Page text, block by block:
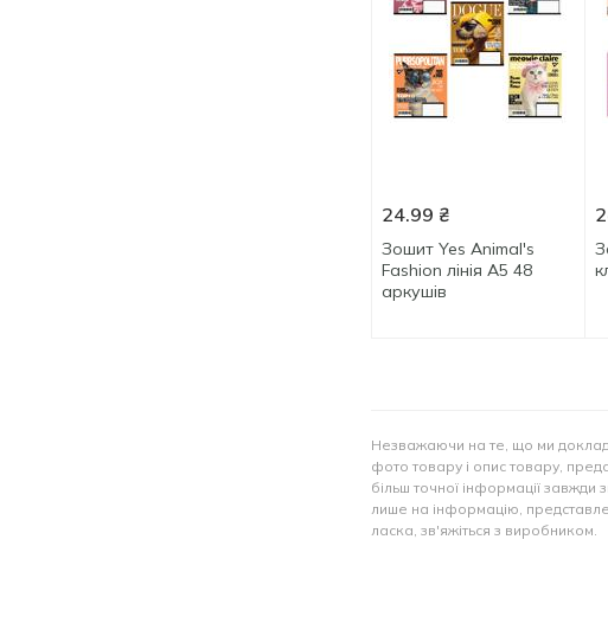
24.99 ₴
Зошит Yes Animal's
Fashion лінія А5 48
аркушів
Незважаючи на те, що ми
фото товару і опис товару,
більш точної інформації завжди
лише на інформацію,
ласка, зв'яжіться з виробником.